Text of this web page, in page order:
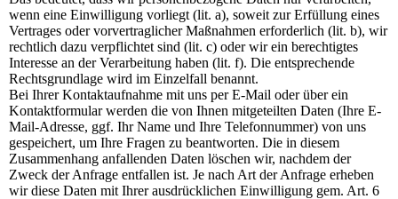
wenn eine Einwilligung vorliegt (lit. a), soweit zur Erfüllung eines
Vertrages oder vorvertraglicher Maßnahmen erforderlich (lit. b), wir
rechtlich dazu verpflichtet sind (lit. c) oder wir ein berechtigtes
Interesse an der Verarbeitung haben (lit. f). Die entsprechende
Rechtsgrundlage wird im Einzelfall benannt.
Bei Ihrer Kontaktaufnahme mit uns per E-Mail oder über ein
Kontaktformular werden die von Ihnen mitgeteilten Daten (Ihre E-
Mail-Adresse, ggf. Ihr Name und Ihre Telefonnummer) von uns
gespeichert, um Ihre Fragen zu beantworten. Die in diesem
Zusammenhang anfallenden Daten löschen wir, nachdem der
Zweck der Anfrage entfallen ist. Je nach Art der Anfrage erheben
wir diese Daten mit Ihrer ausdrücklichen Einwilligung gem. Art. 6